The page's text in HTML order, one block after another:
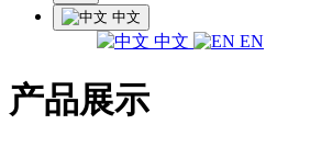
中文
中文 EN
产品展示